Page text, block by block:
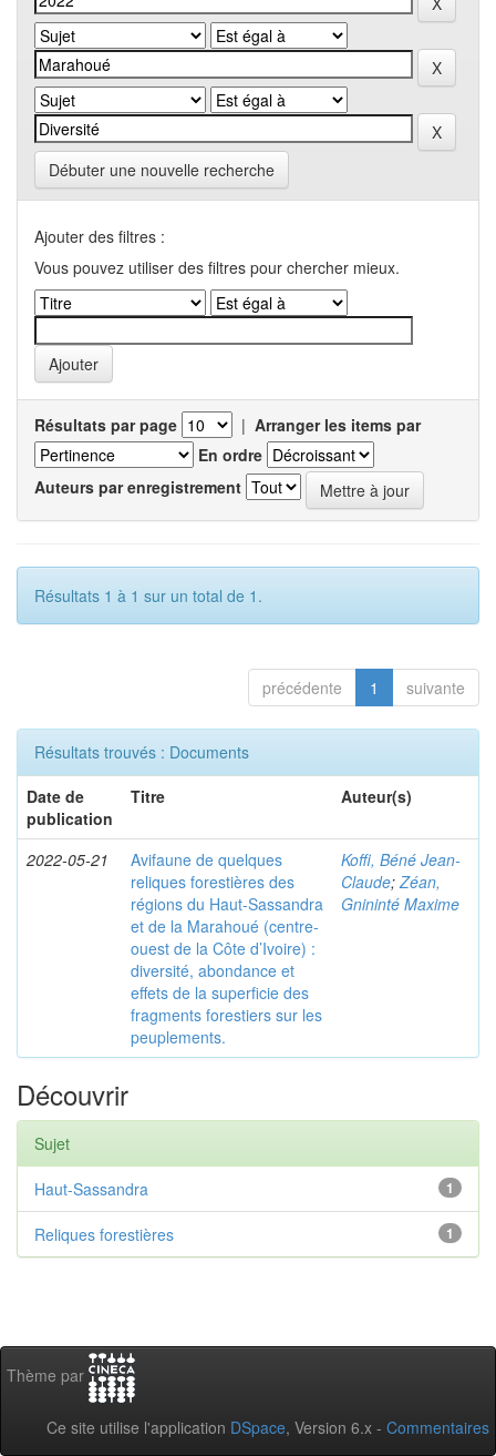
Débuter une nouvelle recherche
Ajouter des filtres :
Vous pouvez utiliser des filtres pour chercher mieux.
Résultats par page | Arranger les items par
En ordre
Auteurs par enregistrement
Résultats 1 à 1 sur un total de 1.
précédente 1 suivante
Résultats trouvés : Documents
Date de
publication
Titre Auteur(s)
2022-05-21
Avifaune de quelques
reliques forestières des
régions du Haut-Sassandra
et de la Marahoué (centre-
ouest de la Côte d’Ivoire) :
diversité, abondance et
effets de la superficie des
fragments forestiers sur les
peuplements.
Koffi, Béné Jean-
Claude; Zéan,
Gnininté Maxime
Découvrir
Sujet
1
Haut-Sassandra
1
Reliques forestières
Thème par
Ce site utilise l'application DSpace, Version 6.x - Commentaires